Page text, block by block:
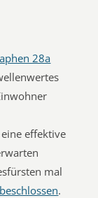
28a
effektive
mal
beschlossen.